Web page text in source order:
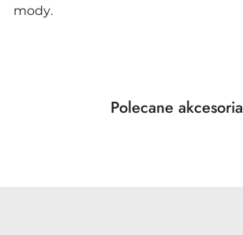
mody.
Pomiń karuzelę produktów
Produkty
Polecane akcesoria